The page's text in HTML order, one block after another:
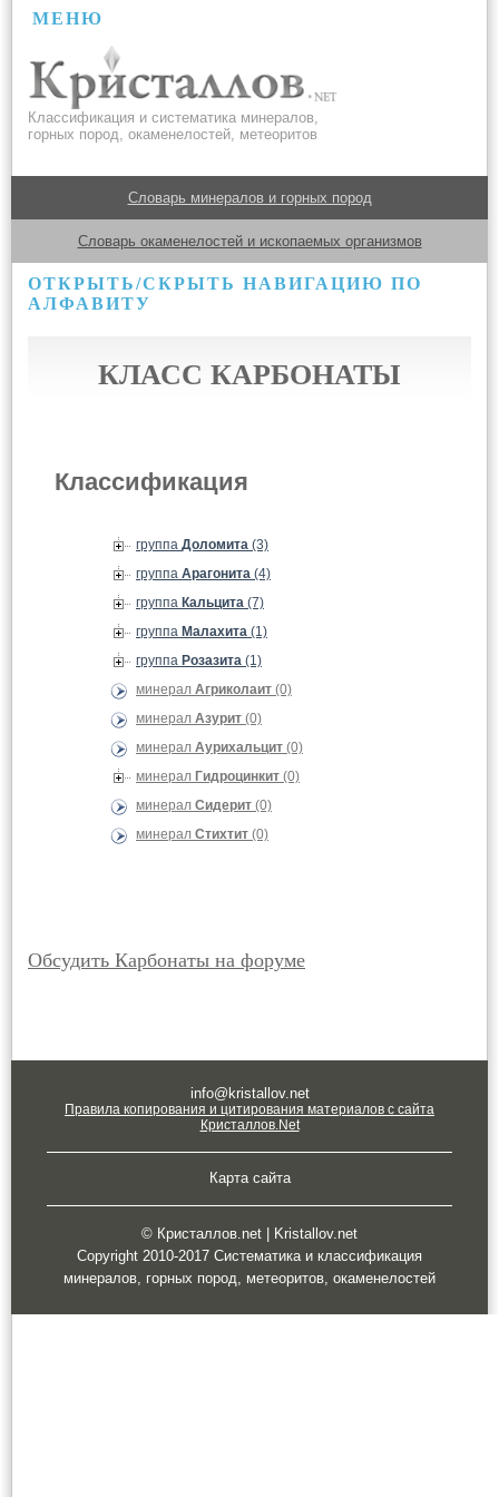
МЕНЮ
Классификация и систематика минералов,
горных пород, окаменелостей, метеоритов
Словарь минералов и горных пород
Словарь окаменелостей и ископаемых организмов
ОТКРЫТЬ/СКРЫТЬ НАВИГАЦИЮ ПО
АЛФАВИТУ
КЛАСС КАРБОНАТЫ
Классификация
группа Доломита (3)
группа Арагонита (4)
группа Кальцита (7)
группа Малахита (1)
группа Розазита (1)
минерал Агриколаит (0)
минерал Азурит (0)
минерал Аурихальцит (0)
минерал Гидроцинкит (0)
минерал Сидерит (0)
минерал Стихтит (0)
Обсудить Карбонаты на форуме
info@kristallov.net
Правила копирования и цитирования материалов с сайта
Кристаллов.Net
Карта сайта
© Кристаллов.net | Kristallov.net
Copyright 2010-2017 Систематика и классификация
минералов, горных пород, метеоритов, окаменелостей